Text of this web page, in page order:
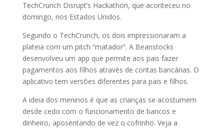
TechCrunch Disrupt’s Hackathon, que aconteceu no
domingo, nos Estados Unidos.
Segundo o TechCrunch, os dois impressionaram a
plateia com um pitch “matador”. A Beanstocks
desenvolveu um app que permite aos pais fazer
pagamentos aos filhos através de contas bancárias. O
aplicativo tem versões diferentes para pais e filhos.
A ideia dos meninos é que as crianças se acostumem
desde cedo com o funcionamento de bancos e
dinheiro, aposentando de vez o cofrinho. Veja a